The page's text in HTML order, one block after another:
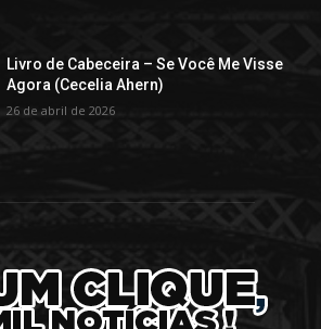
Livro de Cabeceira – Se Você Me Visse
Agora (Cecelia Ahern)
26 de abril de 2026